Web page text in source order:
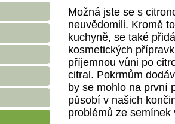
Možná jste se s
neuvědomili. Kromě
kuchyně, se také
kosmetických
příjemnou vůni po
citral. Pokrmům
by se mohlo na první
působí v našich
problémů ze semínek